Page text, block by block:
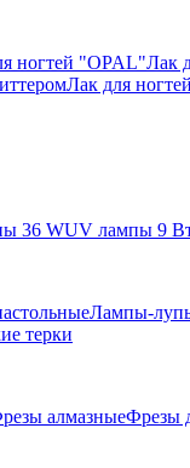
ногтей "OPAL"Лак
Лак для
36 WUV лампы 9
Лампы-
терки
алмазныеФрезы